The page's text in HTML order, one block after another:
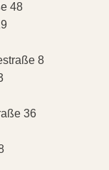
48
8
36